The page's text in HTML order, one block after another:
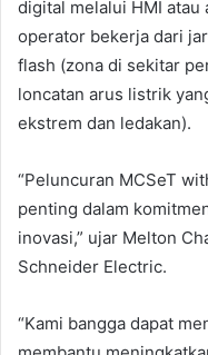
digital melalui HMI
operator bekerja dari
flash (zona di sekitar
loncatan arus listrik
ekstrem dan ledakan).
“Peluncuran MCSeT
penting dalam
inovasi,” ujar Melton
Schneider Electric.
“Kami bangga dapat